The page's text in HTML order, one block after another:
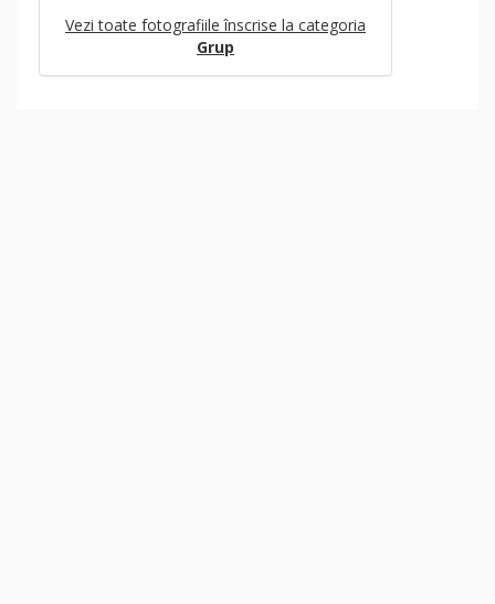
Vezi toate fotografiile înscrise la categoria
Grup